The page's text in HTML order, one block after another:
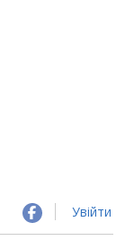
Увійти